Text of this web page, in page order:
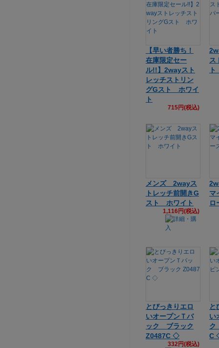
【早い者勝ち！
在庫限定セー
ル!!】2wayスト
レッチストリン
グGスト ホワイ
ト
715円(税込)
ス
メンズ 2wayス
トレッチ前開きG
スト ホワイト
1,116円(税込)
マ
ロ
とびっきりエロ
いオープンＴバ
ック ブラック
Z0487C ◇
332円(税込)
と
い
ク
C